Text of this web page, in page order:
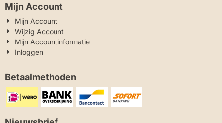
Mijn Account
Mijn Account
Wijzig Account
Mijn Accountinformatie
Inloggen
Betaalmethoden